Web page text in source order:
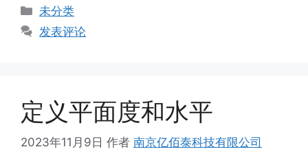
分
类
未分类
发表评论
定义平面度和水平
2023年11月9日 作者 南京亿佰泰科技有限公司